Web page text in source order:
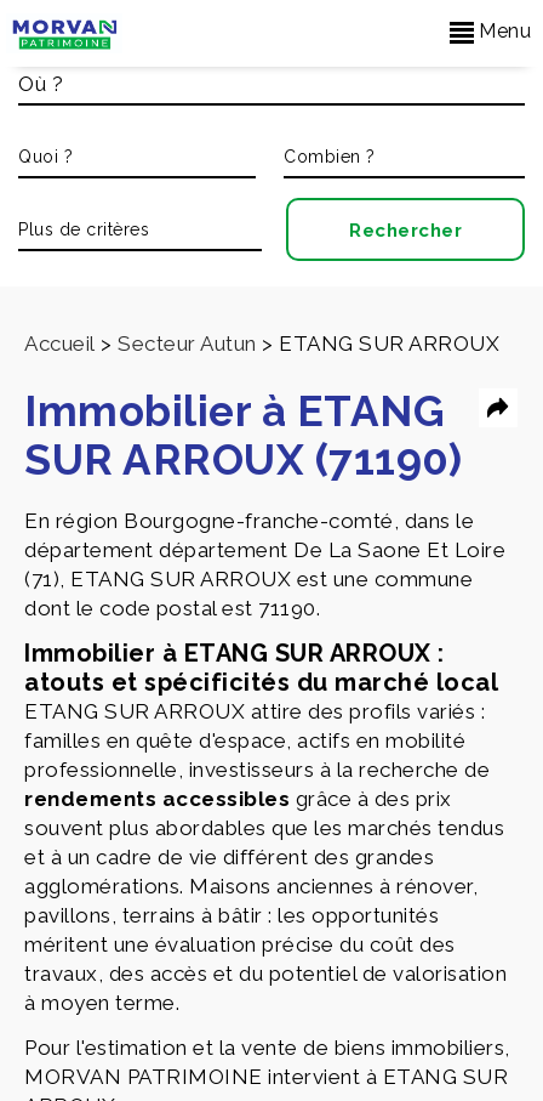
Menu
Accueil > Secteur Autun > ETANG SUR ARROUX
Immobilier à ETANG
SUR ARROUX (71190)
En région Bourgogne-franche-comté, dans le
département département De La Saone Et Loire
(71), ETANG SUR ARROUX est une commune
dont le code postal est 71190.
Immobilier à ETANG SUR ARROUX :
atouts et spécificités du marché local
ETANG SUR ARROUX attire des profils variés :
familles en quête d'espace, actifs en mobilité
professionnelle, investisseurs à la recherche de
rendements accessibles grâce à des prix
souvent plus abordables que les marchés tendus
et à un cadre de vie différent des grandes
agglomérations. Maisons anciennes à rénover,
pavillons, terrains à bâtir : les opportunités
méritent une évaluation précise du coût des
travaux, des accès et du potentiel de valorisation
à moyen terme.
Pour l'estimation et la vente de biens immobiliers,
MORVAN PATRIMOINE intervient à ETANG SUR